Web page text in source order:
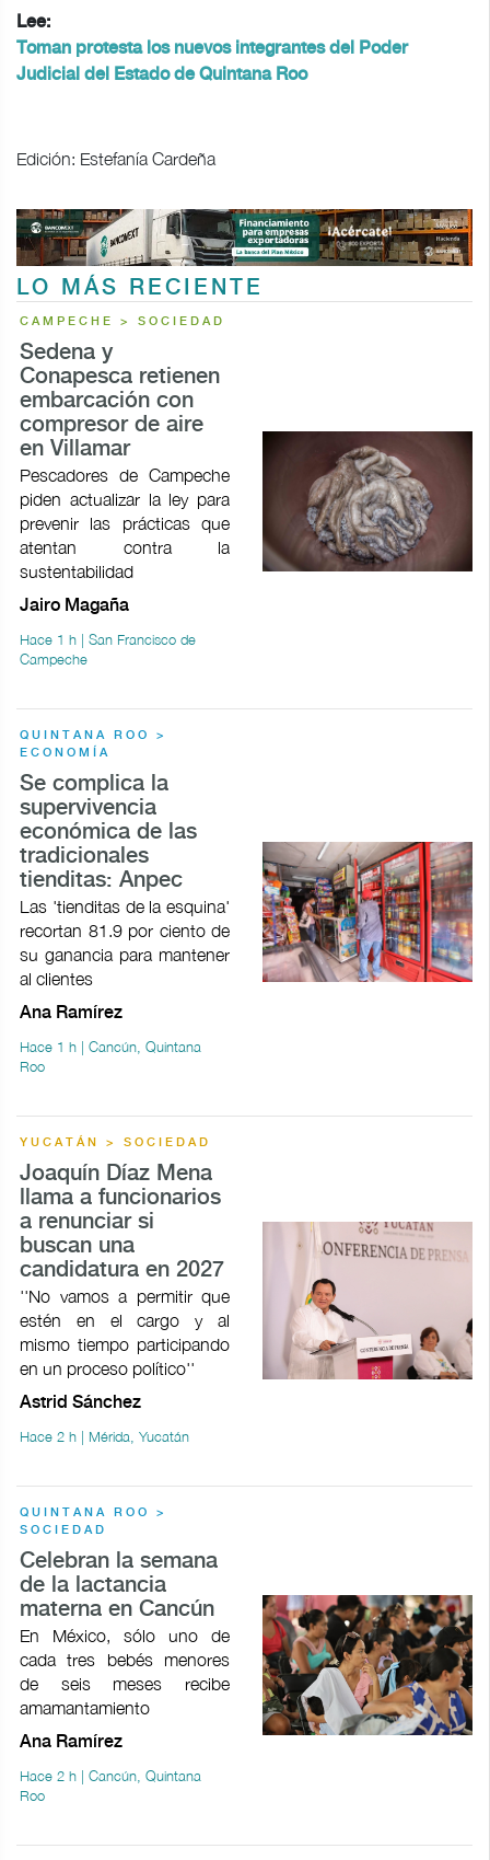
Lee:
Toman protesta los nuevos integrantes del Poder
Judicial del Estado de Quintana Roo
Edición: Estefanía Cardeña
LO MÁS RECIENTE
CAMPECHE > SOCIEDAD
Sedena y
Conapesca retienen
embarcación con
compresor de aire
en Villamar
Pescadores de Campeche
piden actualizar la ley para
prevenir las prácticas que
atentan contra la
sustentabilidad
Jairo Magaña
Hace 1 h | San Francisco de
Campeche
QUINTANA ROO >
ECONOMÍA
Se complica la
supervivencia
económica de las
tradicionales
tienditas: Anpec
Las 'tienditas de la esquina'
recortan 81.9 por ciento de
su ganancia para mantener
al clientes
Ana Ramírez
Hace 1 h | Cancún, Quintana
Roo
YUCATÁN > SOCIEDAD
Joaquín Díaz Mena
llama a funcionarios
a renunciar si
buscan una
candidatura en 2027
''No vamos a permitir que
estén en el cargo y al
mismo tiempo participando
en un proceso político''
Astrid Sánchez
Hace 2 h | Mérida, Yucatán
QUINTANA ROO >
SOCIEDAD
Celebran la semana
de la lactancia
materna en Cancún
En México, sólo uno de
cada tres bebés menores
de seis meses recibe
amamantamiento
Ana Ramírez
Hace 2 h | Cancún, Quintana
Roo